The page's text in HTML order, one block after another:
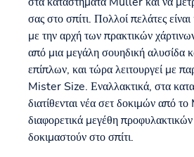
σας στο σπίτι. Πολλοί πελάτες
με την αρχή των πρακτικών
από μια μεγάλη σουηδική αλυσίδα
επίπλων, και τώρα λειτουργεί με
Mister Size. Εναλλακτικά, στα
διατίθενται νέα σετ δοκιμών από
διαφορετικά μεγέθη
δοκιμαστούν στο σπίτι.